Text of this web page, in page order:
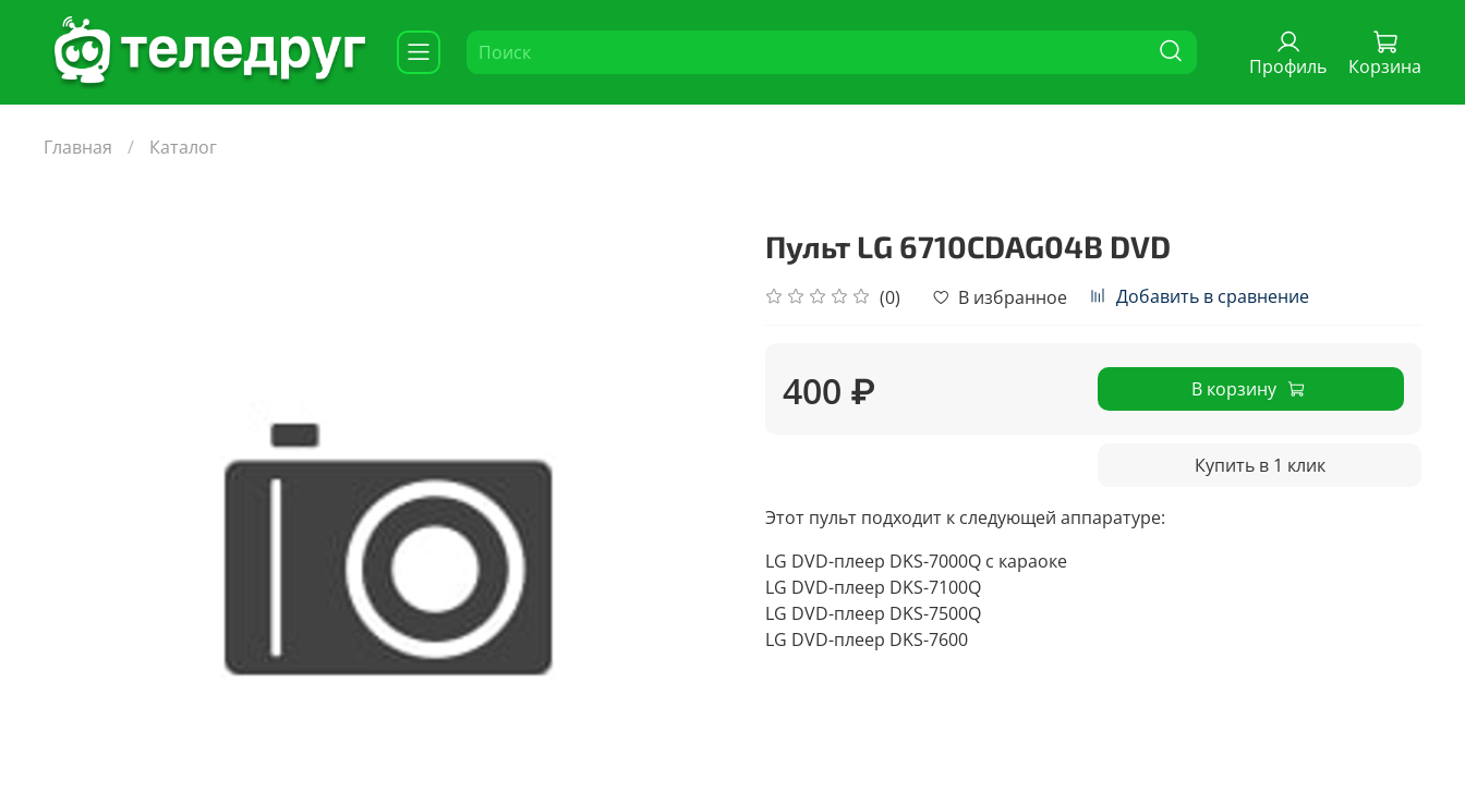
Профиль Корзина
Главная Каталог
Пульт LG 6710CDAG04B DVD
(0) В избранное Добавить в сравнение
400 ₽ В корзину
Купить в 1 клик
Этот пульт подходит к следующей аппаратуре:
LG DVD-плеер DKS-7000Q с караоке
LG DVD-плеер DKS-7100Q
LG DVD-плеер DKS-7500Q
LG DVD-плеер DKS-7600